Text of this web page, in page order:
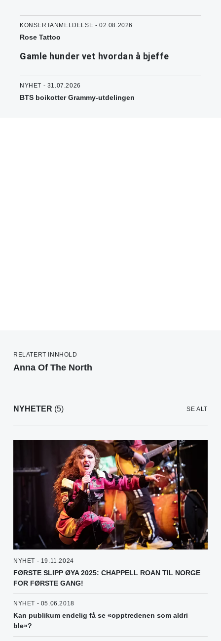
KONSERTANMELDELSE - 02.08.2026
Rose Tattoo
Gamle hunder vet hvordan å bjeffe
NYHET - 31.07.2026
BTS boikotter Grammy-utdelingen
RELATERT INNHOLD
Anna Of The North
NYHETER (5) SE ALT
NYHET - 19.11.2024
FØRSTE SLIPP ØYA 2025: CHAPPELL ROAN TIL NORGE
FOR FØRSTE GANG!
NYHET - 05.06.2018
Kan publikum endelig få se «opptredenen som aldri
ble»?